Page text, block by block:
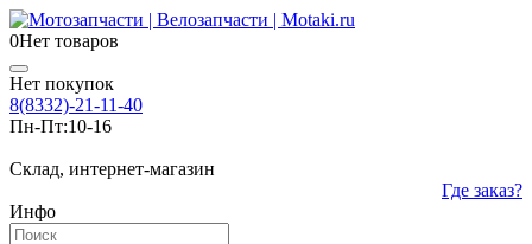
0Нет товаров
Нет покупок
8(8332)-21-11-40
Пн-Пт:10-16
Склад, интернет-магазин
Где заказ?
Инфо